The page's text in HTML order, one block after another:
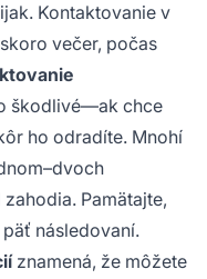
Kontaktovanie v
večer, počas
škodlivé—ak chce
ho odradíte. Mnohí
Pamätajte,
následovaní.
znamená, že môžete